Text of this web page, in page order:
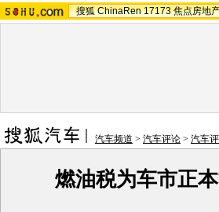
搜狐 ChinaRen 17173 焦点房地
汽车频道 > 汽车评论 > 汽车
燃油税为车市正